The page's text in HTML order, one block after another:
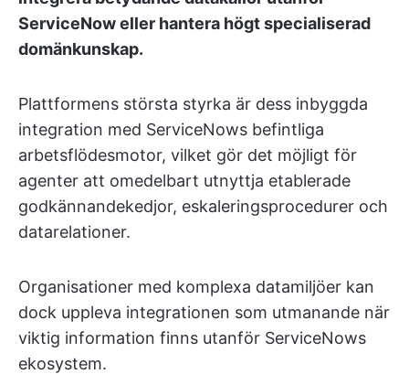
ServiceNow eller hantera högt specialiserad
domänkunskap.
Plattformens största styrka är dess inbyggda
integration med ServiceNows befintliga
arbetsflödesmotor, vilket gör det möjligt för
agenter att omedelbart utnyttja etablerade
godkännandekedjor, eskaleringsprocedurer och
datarelationer.
Organisationer med komplexa datamiljöer kan
dock uppleva integrationen som utmanande när
viktig information finns utanför ServiceNows
ekosystem.